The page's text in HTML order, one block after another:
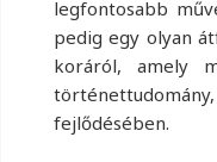
legfontosabb
pedig egy olyan
koráról, amely
fejlődésében.